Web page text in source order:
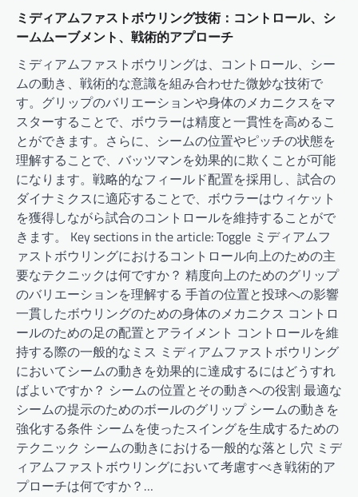
ミディアムファストボウリング技術：コントロール、シ
ームムーブメント、戦術的アプローチ
ミディアムファストボウリングは、コントロール、シー
ムの動き、戦術的な意識を組み合わせた微妙な技術で
す。グリップのバリエーションや身体のメカニクスをマ
スターすることで、ボウラーは精度と一貫性を高めるこ
とができます。さらに、シームの位置やピッチの状態を
理解することで、バッツマンを効果的に欺くことが可能
になります。戦略的なフィールド配置を採用し、試合の
ダイナミクスに適応することで、ボウラーはウィケット
を獲得しながら試合のコントロールを維持することがで
きます。 Key sections in the article: Toggle ミディアムフ
ァストボウリングにおけるコントロール向上のための主
要なテクニックは何ですか？ 精度向上のためのグリップ
のバリエーションを理解する 手首の位置と投球への影響
一貫したボウリングのための身体のメカニクス コントロ
ールのための足の配置とアライメント コントロールを維
持する際の一般的なミス ミディアムファストボウリング
においてシームの動きを効果的に達成するにはどうすれ
ばよいですか？ シームの位置とその動きへの役割 最適な
シームの提示のためのボールのグリップ シームの動きを
強化する条件 シームを使ったスイングを生成するための
テクニック シームの動きにおける一般的な落とし穴 ミデ
ィアムファストボウリングにおいて考慮すべき戦術的ア
プローチは何ですか？…